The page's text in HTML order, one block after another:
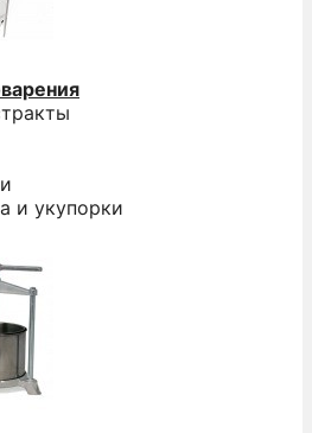
и укупорки